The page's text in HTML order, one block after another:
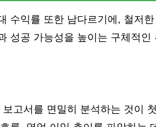
수익률 또한 남다르기에, 철저
성공 가능성을 높이는 구체적인
고서를 면밀히 분석하는 것이